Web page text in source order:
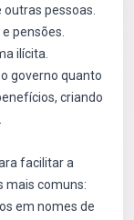
pessoas.
pensões.
ilícita.
governo quanto
criando
facilitar a
mais comuns:
em nomes de